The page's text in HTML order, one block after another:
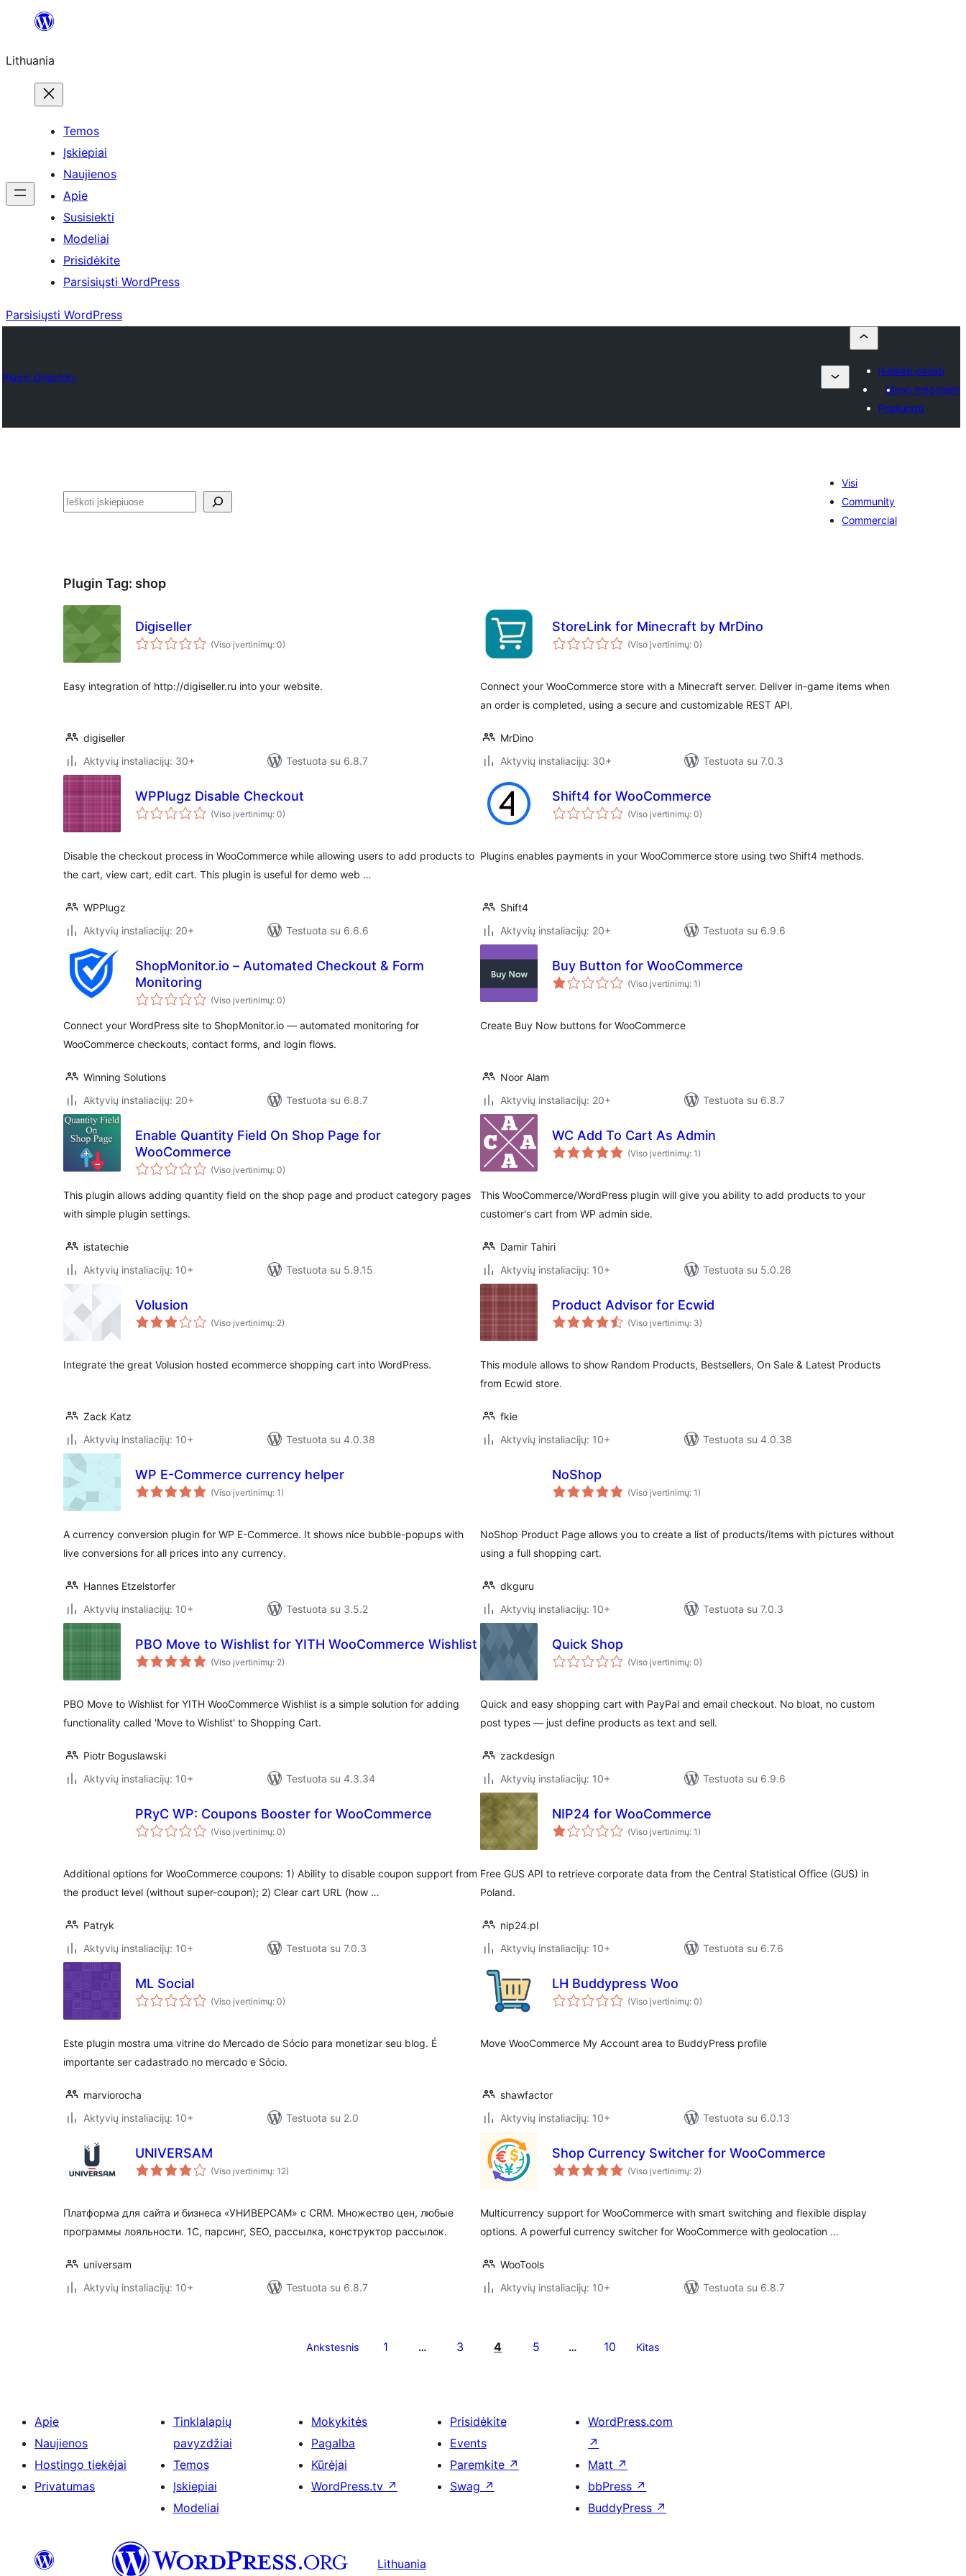
turinio
Lithuania
Temos
Įskiepiai
Naujienos
Apie
Susisiekti
Modeliai
Prisidėkite
Parsisiųsti WordPress
Parsisiųsti WordPress
Plugin Directory
Įkelkite įskiepį
Mano mėgstami
Prisijungti
Paieška
Visi
Community
Commercial
Plugin Tag: shop
Digiseller
(Viso įvertinimų: 0)
Easy integration of http://digiseller.ru into your website.
digiseller
Aktyvių instaliacijų: 30+
Testuota su 6.8.7
StoreLink for Minecraft by MrDino
(Viso įvertinimų: 0)
Connect your WooCommerce store with a Minecraft server. Deliver in-game items when
an order is completed, using a secure and customizable REST API.
MrDino
Aktyvių instaliacijų: 30+
Testuota su 7.0.3
WPPlugz Disable Checkout
(Viso įvertinimų: 0)
Disable the checkout process in WooCommerce while allowing users to add products to
the cart, view cart, edit cart. This plugin is useful for demo web …
WPPlugz
Aktyvių instaliacijų: 20+
Testuota su 6.6.6
Shift4 for WooCommerce
(Viso įvertinimų: 0)
Plugins enables payments in your WooCommerce store using two Shift4 methods.
Shift4
Aktyvių instaliacijų: 20+
Testuota su 6.9.6
ShopMonitor.io – Automated Checkout & Form
Monitoring
(Viso įvertinimų: 0)
Connect your WordPress site to ShopMonitor.io — automated monitoring for
WooCommerce checkouts, contact forms, and login flows.
Winning Solutions
Aktyvių instaliacijų: 20+
Testuota su 6.8.7
Buy Button for WooCommerce
(Viso įvertinimų: 1)
Create Buy Now buttons for WooCommerce
Noor Alam
Aktyvių instaliacijų: 20+
Testuota su 6.8.7
Enable Quantity Field On Shop Page for
WooCommerce
(Viso įvertinimų: 0)
This plugin allows adding quantity field on the shop page and product category pages
with simple plugin settings.
istatechie
Aktyvių instaliacijų: 10+
Testuota su 5.9.15
WC Add To Cart As Admin
(Viso įvertinimų: 1)
This WooCommerce/WordPress plugin will give you ability to add products to your
customer's cart from WP admin side.
Damir Tahiri
Aktyvių instaliacijų: 10+
Testuota su 5.0.26
Volusion
(Viso įvertinimų: 2)
Integrate the great Volusion hosted ecommerce shopping cart into WordPress.
Zack Katz
Aktyvių instaliacijų: 10+
Testuota su 4.0.38
Product Advisor for Ecwid
(Viso įvertinimų: 3)
This module allows to show Random Products, Bestsellers, On Sale & Latest Products
from Ecwid store.
fkie
Aktyvių instaliacijų: 10+
Testuota su 4.0.38
WP E-Commerce currency helper
(Viso įvertinimų: 1)
A currency conversion plugin for WP E-Commerce. It shows nice bubble-popups with
live conversions for all prices into any currency.
Hannes Etzelstorfer
Aktyvių instaliacijų: 10+
Testuota su 3.5.2
NoShop
(Viso įvertinimų: 1)
NoShop Product Page allows you to create a list of products/items with pictures without
using a full shopping cart.
dkguru
Aktyvių instaliacijų: 10+
Testuota su 7.0.3
PBO Move to Wishlist for YITH WooCommerce Wishlist
(Viso įvertinimų: 2)
PBO Move to Wishlist for YITH WooCommerce Wishlist is a simple solution for adding
functionality called 'Move to Wishlist' to Shopping Cart.
Piotr Boguslawski
Aktyvių instaliacijų: 10+
Testuota su 4.3.34
Quick Shop
(Viso įvertinimų: 0)
Quick and easy shopping cart with PayPal and email checkout. No bloat, no custom
post types — just define products as text and sell.
zackdesign
Aktyvių instaliacijų: 10+
Testuota su 6.9.6
PRyC WP: Coupons Booster for WooCommerce
(Viso įvertinimų: 0)
Additional options for WooCommerce coupons: 1) Ability to disable coupon support from
the product level (without super-coupon); 2) Clear cart URL (how …
Patryk
Aktyvių instaliacijų: 10+
Testuota su 7.0.3
NIP24 for WooCommerce
(Viso įvertinimų: 1)
Free GUS API to retrieve corporate data from the Central Statistical Office (GUS) in
Poland.
nip24.pl
Aktyvių instaliacijų: 10+
Testuota su 6.7.6
ML Social
(Viso įvertinimų: 0)
Este plugin mostra uma vitrine do Mercado de Sócio para monetizar seu blog. É
importante ser cadastrado no mercado e Sócio.
marviorocha
Aktyvių instaliacijų: 10+
Testuota su 2.0
LH Buddypress Woo
(Viso įvertinimų: 0)
Move WooCommerce My Account area to BuddyPress profile
shawfactor
Aktyvių instaliacijų: 10+
Testuota su 6.0.13
UNIVERSAM
(Viso įvertinimų: 12)
Платформа для сайта и бизнеса «УНИВЕРСАМ» c CRM. Множество цен, любые
программы лояльности. 1С, парсинг, SEO, рассылка, конструктор рассылок.
universam
Aktyvių instaliacijų: 10+
Testuota su 6.8.7
Shop Currency Switcher for WooCommerce
(Viso įvertinimų: 2)
Multicurrency support for WooCommerce with smart switching and flexible display
options. A powerful currency switcher for WooCommerce with geolocation …
WooTools
Aktyvių instaliacijų: 10+
Testuota su 6.8.7
Ankstesnis 1 … 3 4 5 … 10 Kitas
Apie
Naujienos
Hostingo tiekėjai
Privatumas
Tinklalapių
pavyzdžiai
Temos
Įskiepiai
Modeliai
Mokykitės
Pagalba
Kūrėjai
WordPress.tv ↗
Prisidėkite
Events
Paremkite ↗
Swag ↗
WordPress.com
↗
Matt ↗
bbPress ↗
BuddyPress ↗
Lithuania